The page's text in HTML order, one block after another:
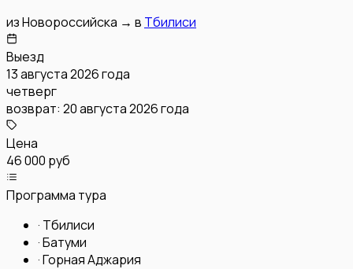
изНовороссийска → в Тбилиси
Выезд
13 августа 2026 года
четверг
возврат: 20 августа 2026 года
Цена
46 000 руб
Программа тура
· Тбилиси
·Батуми
·Горная Аджария